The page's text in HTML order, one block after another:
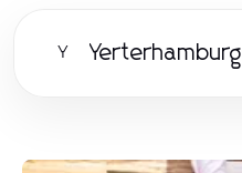
Y Yerterhamburg